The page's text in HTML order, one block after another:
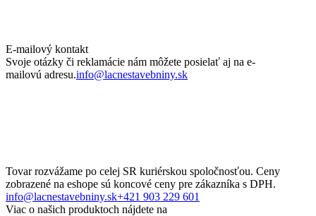
E-mailový kontakt
Svoje otázky či reklamácie nám môžete posielať aj na e-
mailovú adresu.info@lacnestavebniny.sk
Tovar rozvážame po celej SR kuriérskou spoločnosťou. Ceny
zobrazené na eshope sú koncové ceny pre zákazníka s DPH.
info@lacnestavebniny.sk+421 903 229 601
Viac o našich produktoch nájdete na